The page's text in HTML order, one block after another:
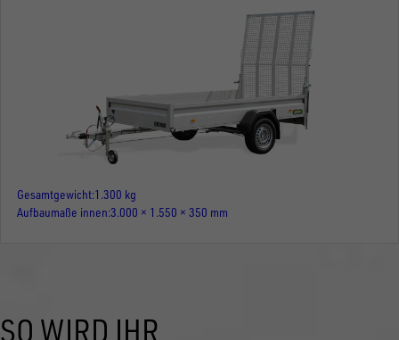
Gesamtgewicht 1.300 kg
Aufbaumaße innen 3.000 × 1.550 × 350 mm
SO WIRD IHR